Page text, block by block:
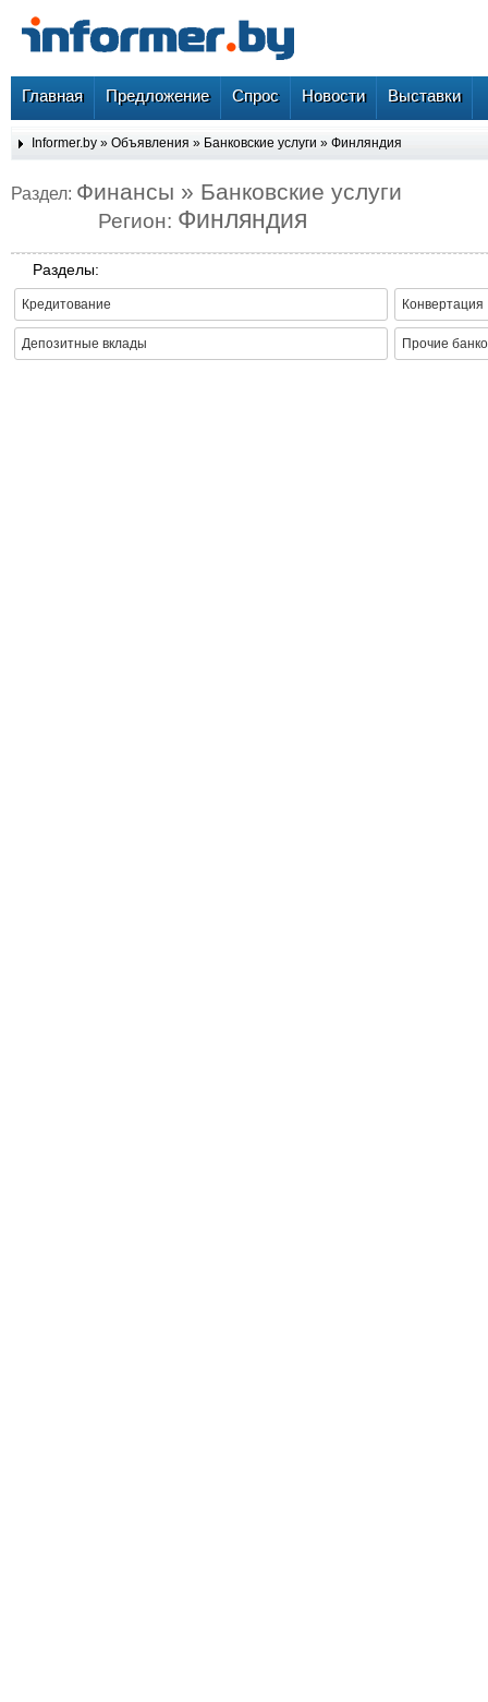
Главная Предложение Спрос Новости Выставки
Informer.by » Объявления » Банковские услуги » Финляндия
Раздел: Финансы » Банковские услуги
Регион: Финляндия
Разделы:
Кредитование Конвертация
Депозитные вклады Прочие